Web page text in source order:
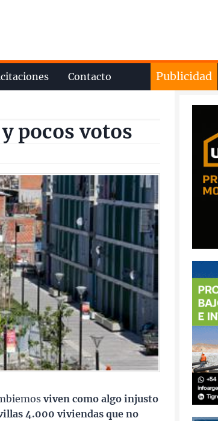
Contacto Publicidad
pocos votos
viven como algo injusto
4.000 viviendas que no